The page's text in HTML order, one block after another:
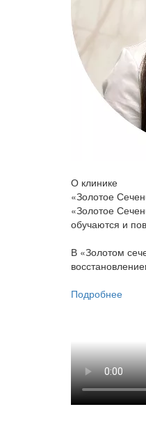
О клинике
«Золотое
«Золотое
обучаются и
В «Золотом
Подробнее